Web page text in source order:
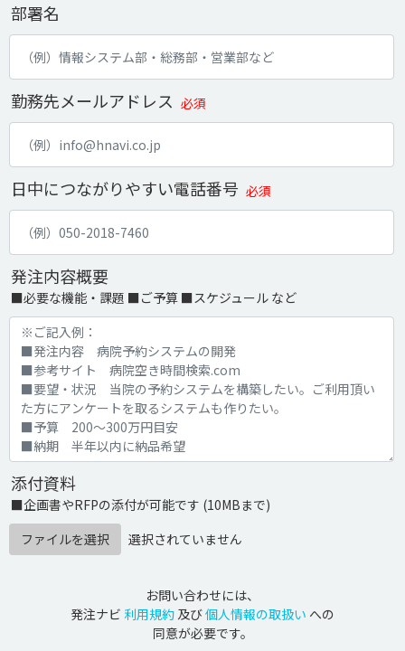
部署名
勤務先メールアドレス 必須
日中につながりやすい電話番号 必須
発注内容概要
■必要な機能・課題 ■ご予算 ■スケジュール など
添付資料
■企画書やRFPの添付が可能です (10MBまで)
ファイルを選択
選択されていません
お問い合わせには、
発注ナビ 利用規約 及び個人情報の取扱い への
同意が必要です。